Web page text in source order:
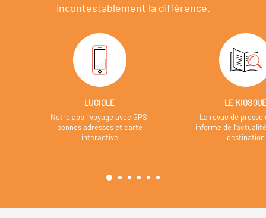
incontestablement la différence.
LUCIOLE
Notre appli voyage avec GPS,
bonnes adresses et carte
interactive
LE
La revue de presse
informe de
destination